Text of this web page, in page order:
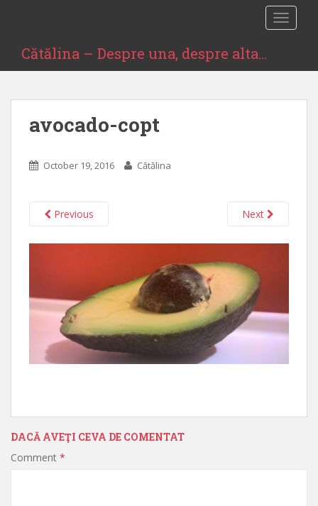
t
Cătălina – Despre una, despre alta…
avocado-copt
October 19, 2016 Cătălina
Previous Next
DACĂ AVEŢI CEVA DE COMENTAT
Comment *